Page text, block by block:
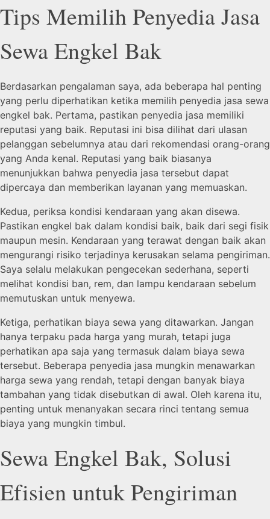
Tips Memilih Penyedia Jasa
Sewa Engkel Bak
Berdasarkan pengalaman saya, ada beberapa hal penting
yang perlu diperhatikan ketika memilih penyedia jasa sewa
engkel bak. Pertama, pastikan penyedia jasa memiliki
reputasi yang baik. Reputasi ini bisa dilihat dari ulasan
pelanggan sebelumnya atau dari rekomendasi orang-orang
yang Anda kenal. Reputasi yang baik biasanya
menunjukkan bahwa penyedia jasa tersebut dapat
dipercaya dan memberikan layanan yang memuaskan.
Kedua, periksa kondisi kendaraan yang akan disewa.
Pastikan engkel bak dalam kondisi baik, baik dari segi fisik
maupun mesin. Kendaraan yang terawat dengan baik akan
mengurangi risiko terjadinya kerusakan selama pengiriman.
Saya selalu melakukan pengecekan sederhana, seperti
melihat kondisi ban, rem, dan lampu kendaraan sebelum
memutuskan untuk menyewa.
Ketiga, perhatikan biaya sewa yang ditawarkan. Jangan
hanya terpaku pada harga yang murah, tetapi juga
perhatikan apa saja yang termasuk dalam biaya sewa
tersebut. Beberapa penyedia jasa mungkin menawarkan
harga sewa yang rendah, tetapi dengan banyak biaya
tambahan yang tidak disebutkan di awal. Oleh karena itu,
penting untuk menanyakan secara rinci tentang semua
biaya yang mungkin timbul.
Sewa Engkel Bak, Solusi
Efisien untuk Pengiriman